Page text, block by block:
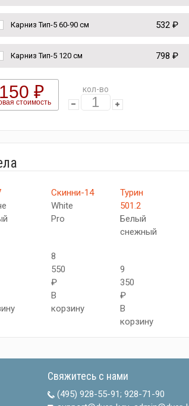
Карниз Тип-5 60-90 см 532 ₽
Карниз Тип-5 120 см 798 ₽
₽
стоимость
кол-во
Скинни-14
White
Pro
8
550
₽
В
корзину
Турин
501.2
Белый
снежный
9
350
₽
В
корзину
Свяжитесь с нами
(495) 928-55-91; 928-71-90